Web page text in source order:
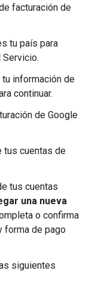
facturación de
tu país para
información de
continuar.
de Google
tus cuentas de
tus cuentas
una nueva
o confirma
forma de pago
siguientes